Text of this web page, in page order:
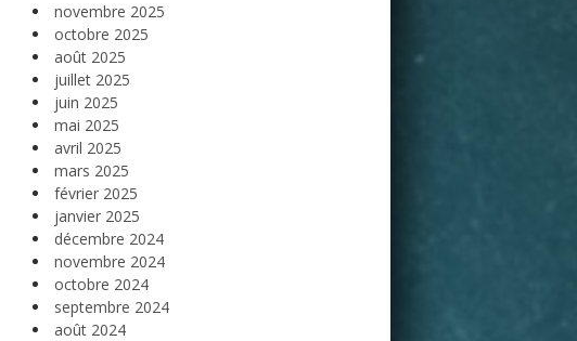
novembre 2025
octobre 2025
août 2025
juillet 2025
juin 2025
mai 2025
avril 2025
mars 2025
février 2025
janvier 2025
décembre 2024
novembre 2024
octobre 2024
septembre 2024
août 2024